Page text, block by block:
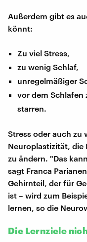
Außerdem gibt es
könnt:
Zu viel Stress,
zu wenig Schlaf,
unregelmäßiger
vor dem Schlafen
starren.
Stress oder auch zu
Neuroplastizität, die
zu ändern. "Das
sagt Franca
Gehirnteil, der für
ist – wird zum
lernen, so die
Die Lernziele